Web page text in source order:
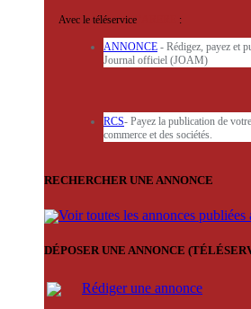
Avec le téléservice :
ANNONCE - Rédigez, payez et
Journal officiel (JOAM)
RCS- Payez la publication de
commerce et des sociétés.
RECHERCHER UNE ANNONCE
Voir toutes les annonces publiées
DÉPOSER UNE ANNONCE
Rédiger une annonce